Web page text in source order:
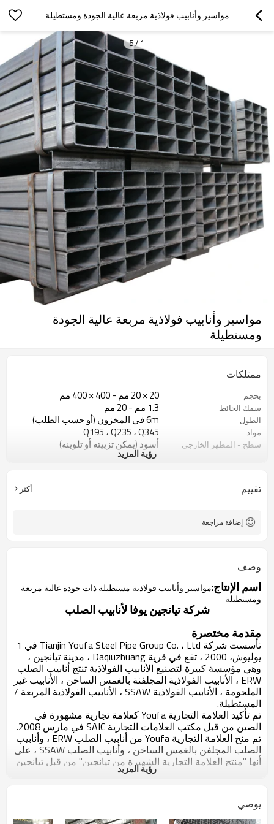
مواسير وأنابيب فولاذية مربعة عالية الجودة ومستطيلة
1
/
5
مواسير وأنابيب فولاذية مربعة عالية الجودة
ومستطيلة
ممتلكات
بحجم 20 × 20 مم - 400 × 400 مم
سمك الحائط 1.3 مم - 20 مم
الطول 6m في المخزون (أو حسب الطلب)
مواد Q195 ، Q235 ، Q345
سطح - المظهر الخارجي أسود (يمكن تزييته أو تلوينه)
في حزم مع حزمة التصدير البلاستيكية
رؤية المزيد
تقييم أكثر
إضافة مراجعة
وصف
اسم الإنتاج:مواسير وأنابيب فولاذية مستطيلة ذات جودة عالية مربعة
ومستطيلة
شركة تيانجين يوفا لأنابيب الصلب
مقدمة مختصرة
تأسست شركة Tianjin Youfa Steel Pipe Group Co. ، Ltd في 1
يوليوش ، 2000 ، تقع في قرية Daqiuzhuang ، مدينة تيانجين ،
وهي مؤسسة كبيرة لتصنيع الأنابيب الفولاذية تنتج أنابيب الصلب
ERW ، الأنابيب الفولاذية المجلفنة بالغمس الساخن ، الأنابيب غير
الملحومة ، الأنابيب الفولاذية SSAW ، الأنابيب الفولاذية المربعة /
المستطيلة.
تم تأكيد العلامة التجارية Youfa كعلامة تجارية مشهورة في
الصين من قبل مكتب العلامات التجارية SAIC في مارس 2008.
تم منح العلامة التجارية Youfa من أنابيب الصلب ERW ، وأنابيب
الصلب المجلفن بالغمس الساخن ، وأنابيب الصلب SSAW ، على
أنها "منتج العلامة التجارية الشهيرة من تيانجين" من قبل تيانجين
الحكومة لسنوات عديدة متتالية. في ست سنوات متتالية ، تم
في الصين ، ورقم 200 في أفضل 500 شركة تصنيع في الصين ،
رؤية المزيد
يوصي